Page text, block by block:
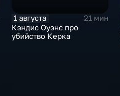
1 августа
21 мин
Кэндис Оуэнс про
убийство Керка